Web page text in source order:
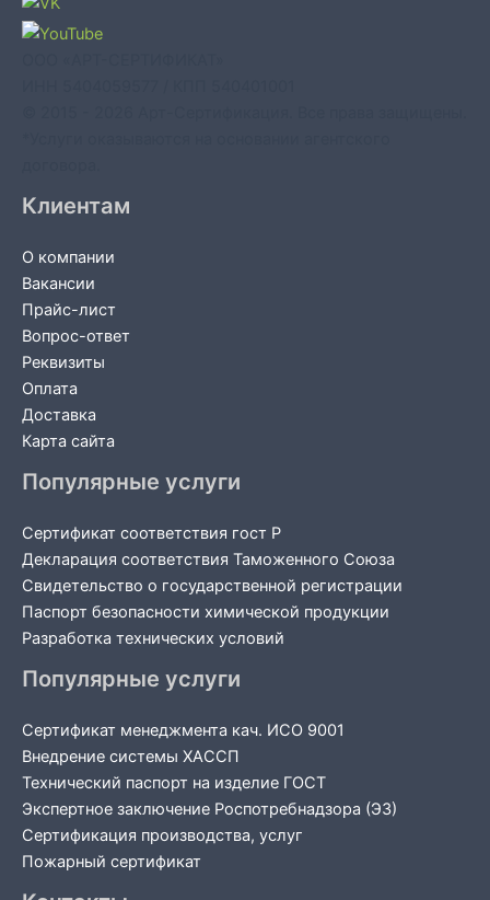
Клиентам
О компании
Вакансии
Прайс-лист
Вопрос-ответ
Реквизиты
Оплата
Доставка
Карта сайта
Популярные услуги
Сертификат соответствия гост Р
Декларация соответствия Таможенного Союза
Свидетельство о государственной регистрации
Паспорт безопасности химической продукции
Разработка технических условий
Популярные услуги
Сертификат менеджмента кач. ИСО 9001
Внедрение системы ХАССП
Технический паспорт на изделие ГОСТ
Экспертное заключение Роспотребнадзора (ЭЗ)
Сертификация производства, услуг
Пожарный сертификат